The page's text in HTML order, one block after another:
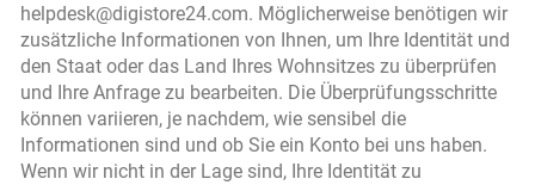
helpdesk@digistore24.com. Möglicherweise benötigen wir
zusätzliche Informationen von Ihnen, um Ihre Identität und
den Staat oder das Land Ihres Wohnsitzes zu überprüfen
und Ihre Anfrage zu bearbeiten. Die Überprüfungsschritte
können variieren, je nachdem, wie sensibel die
Informationen sind und ob Sie ein Konto bei uns haben.
Wenn wir nicht in der Lage sind, Ihre Identität zu